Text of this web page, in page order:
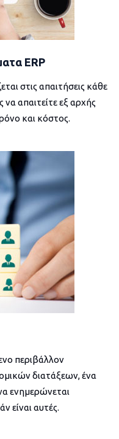
ERP
στις απαιτήσεις κάθε
απαιτείτε εξ αρχής
και κόστος.
περιβάλλον
διατάξεων, ένα
ενημερώνεται
είναι αυτές.